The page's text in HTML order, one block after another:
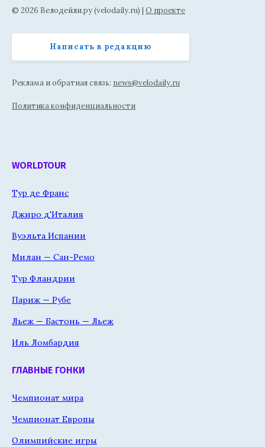
© 2026 Велодейли.ру (velodaily.ru) | О проекте
Написать в редакцию
Реклама и обратная связь: news@velodaily.ru
Политика конфиденциальности
WORLDTOUR
Тур де Франс
Джиро д'Италия
Вуэльта Испании
Милан — Сан-Ремо
Тур Фландрии
Париж — Рубе
Льеж — Бастонь — Льеж
Иль Ломбардия
ГЛАВНЫЕ ГОНКИ
Чемпионат мира
Чемпионат Европы
Олимпийские игры